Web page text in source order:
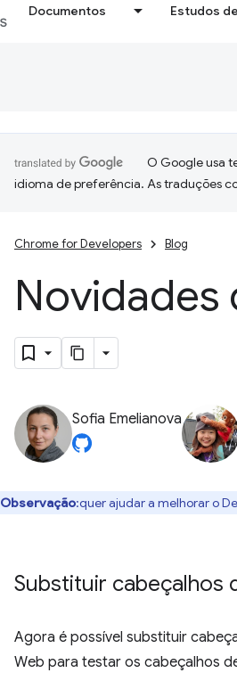
Documentos Estudos
O Google usa
idioma de preferência. As traduções
Chrome for Developers Blog
Novidades
Sofia Emelianova
Observação:quer ajudar a melhorar o
Substituir cabeçalhos
Agora é possível substituir
Web para testar os cabeçalhos